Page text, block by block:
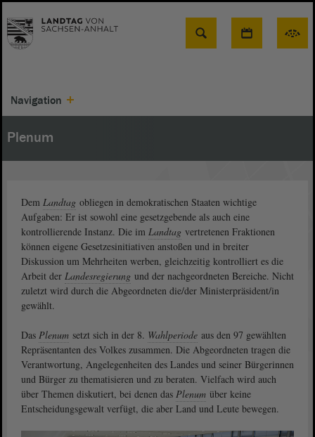
Suche
Navigation
Plenum
Dem Landtag obliegen in demokratischen Staaten wichtige
Aufgaben: Er ist sowohl eine gesetzgebende als auch eine
kontrollierende Instanz. Die im Landtag vertretenen Fraktionen
können eigene Gesetzesinitiativen anstoßen und in breiter
Diskussion um Mehrheiten werben, gleichzeitig kontrolliert es die
Arbeit der Landesregierung und der nachgeordneten Bereiche. Nicht
zuletzt wird durch die Abgeordneten die/der Ministerpräsident/in
gewählt.
Das Plenum setzt sich in der 8. Wahlperiode aus den 97 gewählten
Repräsentanten des Volkes zusammen. Die Abgeordneten tragen die
Verantwortung, Angelegenheiten des Landes und seiner Bürgerinnen
und Bürger zu thematisieren und zu beraten. Vielfach wird auch
über Themen diskutiert, bei denen das Plenum über keine
Entscheidungsgewalt verfügt, die aber Land und Leute bewegen.